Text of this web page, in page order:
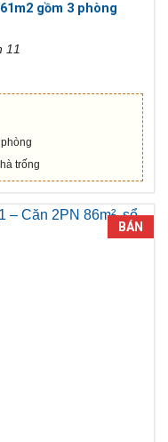
gồm 3 phòng
11
trống
BÁN